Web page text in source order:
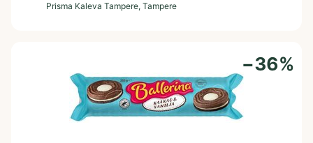
Prisma Kaleva Tampere, Tampere
−36%